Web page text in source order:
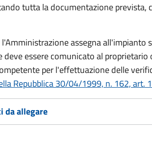
tutta la documentazione prevista,
assegna all'impianto
essere comunicato al proprietario
per l'effettuazione delle
Repubblica 30/04/1999, n. 162, art.
da allegare